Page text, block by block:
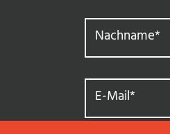
Nachname*
E-Mail*